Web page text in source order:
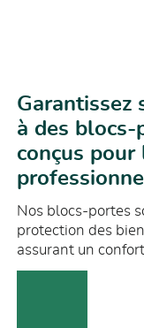
Garantissez
à des blocs-
conçus pour
Nos blocs-portes
protection des
assurant un